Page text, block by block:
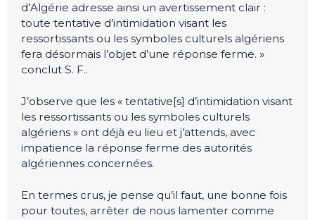
d’Algérie adresse ainsi un avertissement clair :
toute tentative d’intimidation visant les
ressortissants ou les symboles culturels algériens
fera désormais l’objet d’une réponse ferme. »
conclut S. F..
J’observe que les « tentative[s] d’intimidation visant
les ressortissants ou les symboles culturels
algériens » ont déjà eu lieu et j’attends, avec
impatience la réponse ferme des autorités
algériennes concernées.
En termes crus, je pense qu’il faut, une bonne fois
pour toutes, arrêter de nous lamenter comme